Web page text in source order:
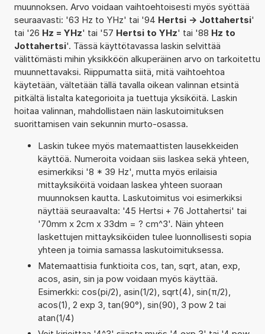
muunnoksen. Arvo voidaan vaihtoehtoisesti myös syöttää
seuraavasti: '63 Hz to YHz' tai '94 Hertsi -> Jottahertsi'
tai '26 Hz = YHz' tai '57 Hertsi to YHz' tai '88 Hz to
Jottahertsi'. Tässä käyttötavassa laskin selvittää
välittömästi mihin yksikköön alkuperäinen arvo on tarkoitettu
muunnettavaksi. Riippumatta siitä, mitä vaihtoehtoa
käytetään, vältetään tällä tavalla oikean valinnan etsintä
pitkältä listalta kategorioita ja tuettuja yksiköitä. Laskin
hoitaa valinnan, mahdollistaen näin laskutoimituksen
suorittamisen vain sekunnin murto-osassa.
Laskin tukee myös matemaattisten lausekkeiden
käyttöä. Numeroita voidaan siis laskea sekä yhteen,
esimerkiksi '8 * 39 Hz', mutta myös erilaisia
mittayksiköitä voidaan laskea yhteen suoraan
muunnoksen kautta. Laskutoimitus voi esimerkiksi
näyttää seuraavalta: '45 Hertsi + 76 Jottahertsi' tai
'70mm x 2cm x 33dm = ? cm^3'. Näin yhteen
laskettujen mittayksiköiden tulee luonnollisesti sopia
yhteen ja toimia samassa laskutoimituksessa.
Matemaattisia funktioita cos, tan, sqrt, atan, exp,
acos, asin, sin ja pow voidaan myös käyttää.
Esimerkki: cos(pi/2), asin(1/2), sqrt(4), sin(π/2),
acos(1), 2 exp 3, tan(90°), sin(90), 3 pow 2 tai
atan(1/4)